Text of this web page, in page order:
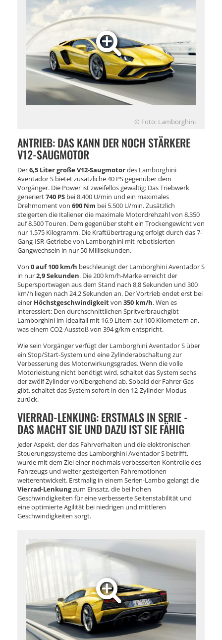
© Foto: Lamborghini
ANTRIEB: DAS KANN DER NOCH STÄRKERE
V12-SAUGMOTOR
Der6,5 Liter große V12-Saugmotordes Lamborghini
Aventador S bietet zusätzliche 40 PS gegenüber dem
Vorgänger. Die Power ist zweifellos gewaltig: Das Triebwerk
generiert740 PS bei 8.400 U/min und ein maximales
Drehmoment von 690 Nm bei 5.500 U/min. Zusätzlich
steigerten die Italiener die maximale Motordrehzahl von 8.350
auf 8.500 Touren. Dem gegenüber steht ein Trockengewicht von
nur 1.575 Kilogramm. Die Kraftübertragung erfolgt durch das 7-
Gang-ISR-Getriebe von Lamborghini mit robotisierten
Gangwechseln in nur 50 Millisekunden.
Von 0 auf 100 km/h beschleunigt der Lamborghini Aventador S
in nur2,9 Sekunden. Die 200 km/h-Marke erreicht der
Supersportwagen aus dem Stand nach 8,8 Sekunden und 300
km/h liegen nach 24,2 Sekunden an. Der Vortrieb endet erst bei
einer Höchstgeschwindigkeitvon 350 km/h. Wen es
interessiert: Den durchschnittlichen Spritverbrauchgibt
Lamborghini im Idealfall mit 16,9 Litern auf 100 Kilometern an,
was einem CO2-Ausstoß von 394 g/km entspricht.
Wie sein Vorgänger verfügt der Lamborghini Aventador S über
ein Stop/Start-System und eine Zylinderabschaltung zur
Verbesserung des Motorwirkungsgrades. Wenn die volle
Motorleistung nicht benötigt wird, schaltet das System sechs
der zwölf Zylinder vorübergehend ab. Sobald der Fahrer Gas
gibt, schaltet das System sofort in den 12-Zylinder-Modus
zurück.
VIERRAD-LENKUNG: ERSTMALS IN SERIE -
DAS MACHT SIE UND DAZU IST SIE FÄHIG
Jeder Aspekt, der das Fahrverhalten und die elektronischen
Steuerungssysteme des Lamborghini Aventador S betrifft,
wurde mit dem Ziel einer nochmals verbesserten Kontrolle des
Fahrzeugs und weiter gesteigerten Fahremotionen
weiterentwickelt. Erstmalig in einem Serien-Lambo gelangt die
Vierrad-Lenkungzum Einsatz, die bei hohen
Geschwindigkeiten für eine verbesserte Seitenstabilität und
eine optimierte Agilität bei niedrigen und mittleren
Geschwindigkeiten sorgt.